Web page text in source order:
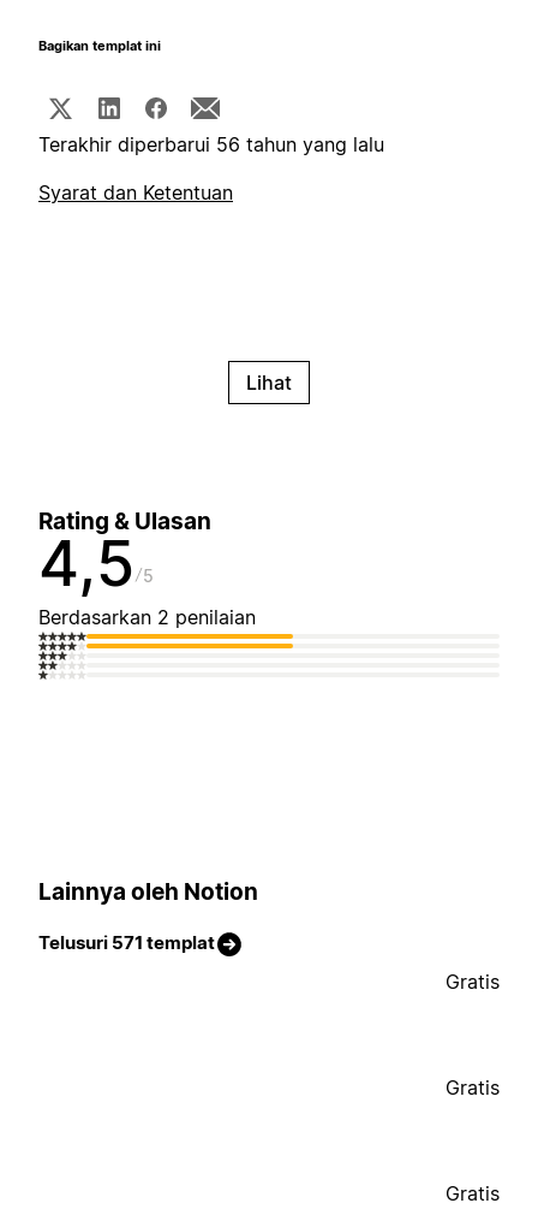
Bagikan templat ini
Terakhir diperbarui 56 tahun yang lalu
Syarat dan Ketentuan
Lihat
Rating & Ulasan
4,5 5
Berdasarkan 2 penilaian
Lainnya oleh Notion
Telusuri 571 templat
Gratis
Gratis
Gratis